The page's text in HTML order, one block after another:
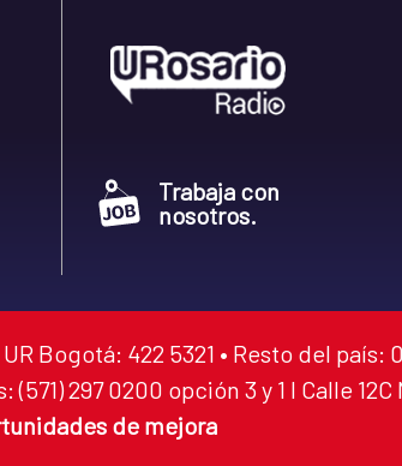
Trabaja con
nosotros.
Bogotá: 422 5321 • Resto del país:
297 0200 opción 3 y 1 I Calle
de mejora